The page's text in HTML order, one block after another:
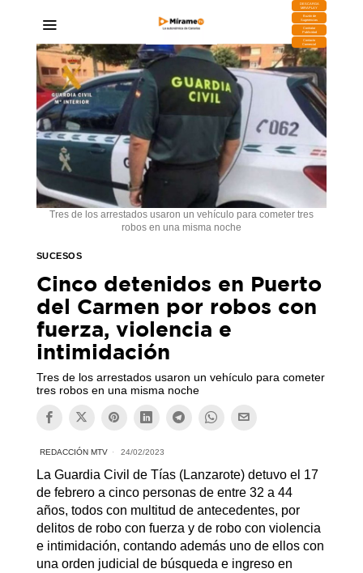
DESCARGA
MIRAPLAY
Buzón de
Sugerencias
Contratar
Publicidad
Contacto
Comercial
Tres de los arrestados usaron un vehículo para cometer tres
robos en una misma noche
SUCESOS
Cinco detenidos en Puerto
del Carmen por robos con
fuerza, violencia e
intimidación
Tres de los arrestados usaron un vehículo para cometer
tres robos en una misma noche
REDACCIÓN MTV 24/02/2023
La Guardia Civil de Tías (Lanzarote) detuvo el 17
de febrero a cinco personas de entre 32 a 44
años, todos con multitud de antecedentes, por
delitos de robo con fuerza y de robo con violencia
e intimidación, contando además uno de ellos con
una orden judicial de búsqueda e ingreso en